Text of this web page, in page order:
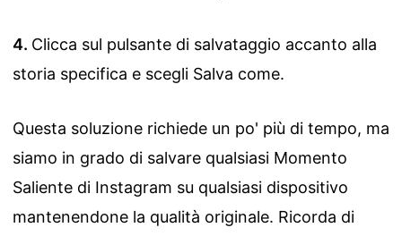
Clicca sul pulsante di salvataggio accanto alla
storia specifica e scegli Salva come.
Questa soluzione richiede un po' più di tempo, ma
siamo in grado di salvare qualsiasi Momento
Saliente di Instagram su qualsiasi dispositivo
mantenendone la qualità originale. Ricorda di